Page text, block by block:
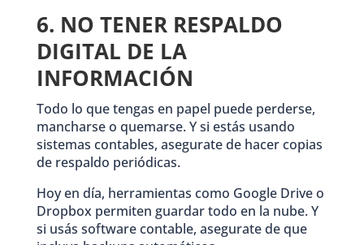
6. NO TENER RESPALDO
DIGITAL DE LA
INFORMACIÓN
Todo lo que tengas en papel puede perderse,
mancharse o quemarse. Y si estás usando
sistemas contables, asegurate de hacer copias
de respaldo periódicas.
Hoy en día, herramientas como Google Drive o
Dropbox permiten guardar todo en la nube. Y
si usás software contable, asegurate de que